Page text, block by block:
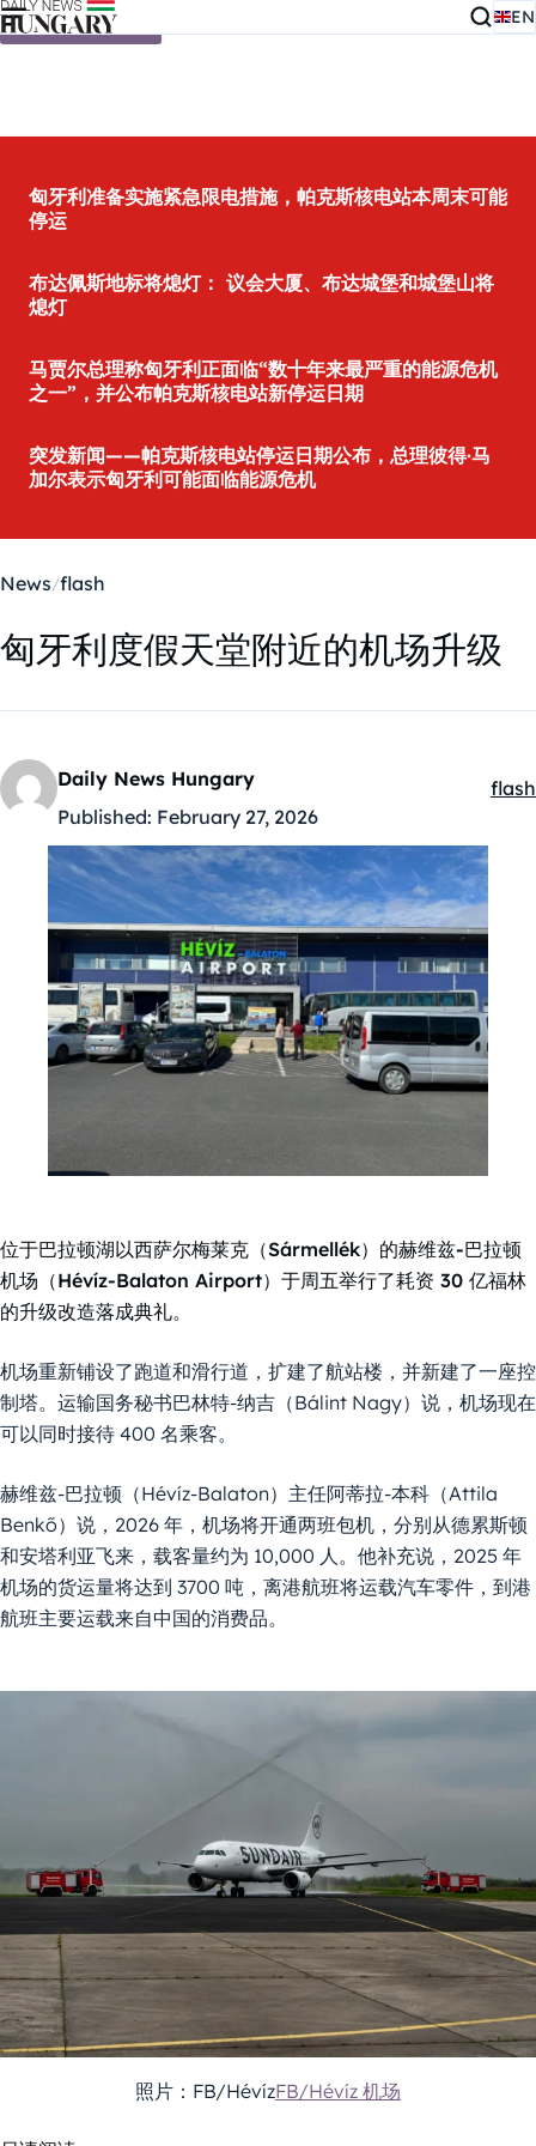
Skip to content EN
匈牙利准备实施紧急限电措施，帕克斯核电站本周末可能
停运
布达佩斯地标将熄灯： 议会大厦、布达城堡和城堡山将
熄灯
马贾尔总理称匈牙利正面临“数十年来最严重的能源危机
之一”，并公布帕克斯核电站新停运日期
突发新闻——帕克斯核电站停运日期公布，总理彼得·马
加尔表示匈牙利可能面临能源危机
News flash
匈牙利度假天堂附近的机场升级
Daily News Hungary
Published: February 27, 2026
flash
位于巴拉顿湖以西萨尔梅莱克（Sármellék）的赫维兹-巴拉顿
机场（Hévíz-Balaton Airport）于周五举行了耗资 30 亿福林
的升级改造落成典礼。
机场重新铺设了跑道和滑行道，扩建了航站楼，并新建了一座控
制塔。运输国务秘书巴林特-纳吉（Bálint Nagy）说，机场现在
可以同时接待 400 名乘客。
赫维兹-巴拉顿（Hévíz-Balaton）主任阿蒂拉-本科（Attila
Benkő）说，2026 年，机场将开通两班包机，分别从德累斯顿
和安塔利亚飞来，载客量约为 10,000 人。他补充说，2025 年
机场的货运量将达到 3700 吨，离港航班将运载汽车零件，到港
航班主要运载来自中国的消费品。
照片：FB/HévízFB/Hévíz 机场